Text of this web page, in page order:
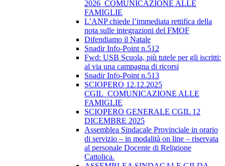
2026_COMUNICAZIONE ALLE
FAMIGLIE
L’ANP chiede l’immediata rettifica della
nota sulle integrazioni del FMOF
Difendiamo il Natale
Snadir Info-Point n.512
Fwd: USB Scuola, più tutele per gli iscritti:
al via una campagna di ricorsi
Snadir Info-Point n.513
SCIOPERO 12.12.2025
CGIL_COMUNICAZIONE ALLE
FAMIGLIE
SCIOPERO GENERALE CGIL 12
DICEMBRE 2025
Assemblea Sindacale Provinciale in orario
di servizio – in modalità on line – riservata
al personale Docente di Religione
Cattolica.